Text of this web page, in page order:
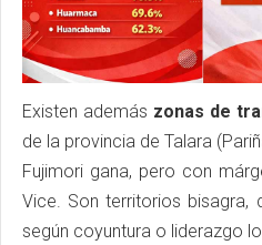
Existen además zonas de
de la provincia de Talara
Fujimori gana, pero con
Vice. Son territorios bisagra,
según coyuntura o liderazgo